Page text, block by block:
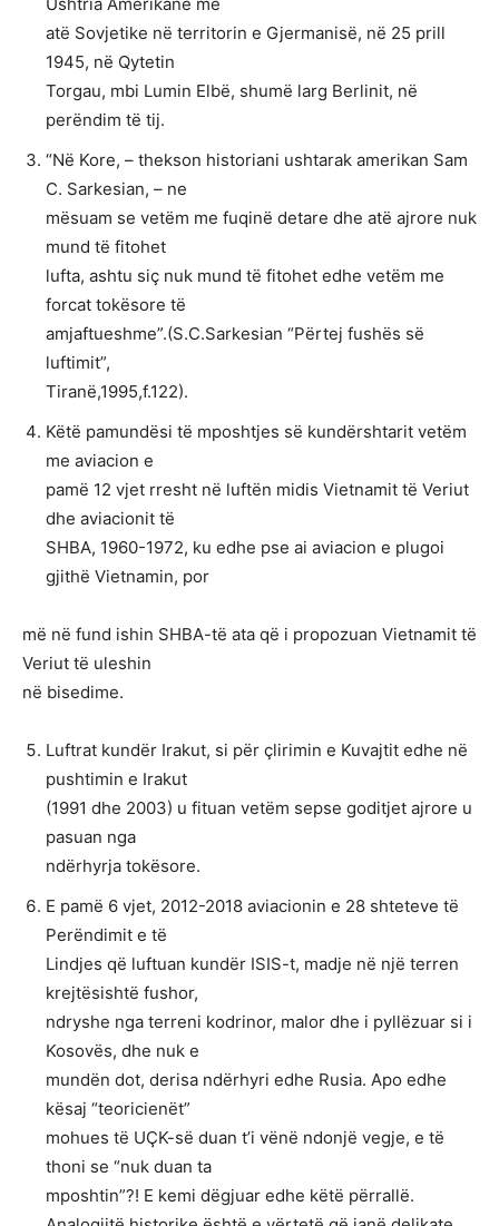
atë Sovjetike në territorin e Gjermanisë, në 25 prill
1945, në Qytetin
Torgau, mbi Lumin Elbë, shumë larg Berlinit, në
perëndim të tij.
“Në Kore, – thekson historiani ushtarak amerikan Sam
C. Sarkesian, – ne
mësuam se vetëm me fuqinë detare dhe atë ajrore nuk
mund të fitohet
lufta, ashtu siç nuk mund të fitohet edhe vetëm me
forcat tokësore të
amjaftueshme”.(S.C.Sarkesian “Përtej fushës së
luftimit”,
Tiranë,1995,f.122).
Këtë pamundësi të mposhtjes së kundërshtarit vetëm
me aviacion e
pamë 12 vjet rresht në luftën midis Vietnamit të Veriut
dhe aviacionit të
SHBA, 1960-1972, ku edhe pse ai aviacion e plugoi
gjithë Vietnamin, por
më në fund ishin SHBA-të ata që i propozuan Vietnamit të
Veriut të uleshin
në bisedime.
Luftrat kundër Irakut, si për çlirimin e Kuvajtit edhe në
pushtimin e Irakut
(1991 dhe 2003) u fituan vetëm sepse goditjet ajrore u
pasuan nga
ndërhyrja tokësore.
E pamë 6 vjet, 2012-2018 aviacionin e 28 shteteve të
Perëndimit e të
Lindjes që luftuan kundër ISIS-t, madje në një terren
krejtësishtë fushor,
ndryshe nga terreni kodrinor, malor dhe i pyllëzuar si i
Kosovës, dhe nuk e
mundën dot, derisa ndërhyri edhe Rusia. Apo edhe
kësaj “teoricienët”
mohues të UÇK-së duan t’i vënë ndonjë vegje, e të
thoni se “nuk duan ta
mposhtin”?! E kemi dëgjuar edhe këtë përrallë.